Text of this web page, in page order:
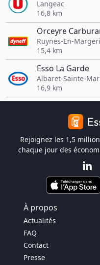
Langeac
16,8 km
Orceyre
Ruynes-En-
15,4 km
Esso La Garde
Albaret-Sainte-
16,9 km
Rejoignez les 1,5
chaque jour des
À propos
Actualités
FAQ
Contact
Presse